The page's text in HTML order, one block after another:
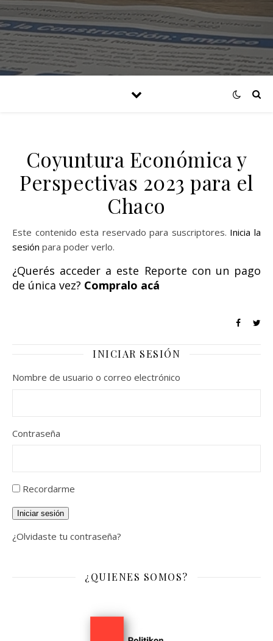
Coyuntura Económica y
Perspectivas 2023 para el
Chaco
Este contenido esta reservado para suscriptores. Inicia la
sesión para poder verlo.
¿Querés acceder a este Reporte con un pago
de única vez? Compralo acá
INICIAR SESIÓN
Nombre de usuario o correo electrónico
Contraseña
Recordarme
Iniciar sesión
¿Olvidaste tu contraseña?
¿QUIENES SOMOS?